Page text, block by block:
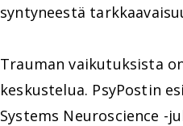
syntyneestä
Trauman vaikutuksista
keskustelua. PsyPostin
Systems Neuroscience -